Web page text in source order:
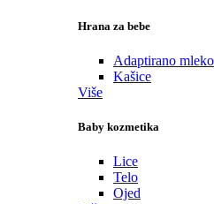
Hrana za bebe
Adaptirano mleko
Kašice
Više
Baby kozmetika
Lice
Telo
Ojed